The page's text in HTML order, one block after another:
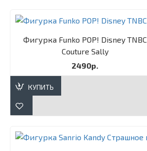
Фигурка Funko POP! Disney TNBC
Couture Sally​
2490р.
КУПИТЬ